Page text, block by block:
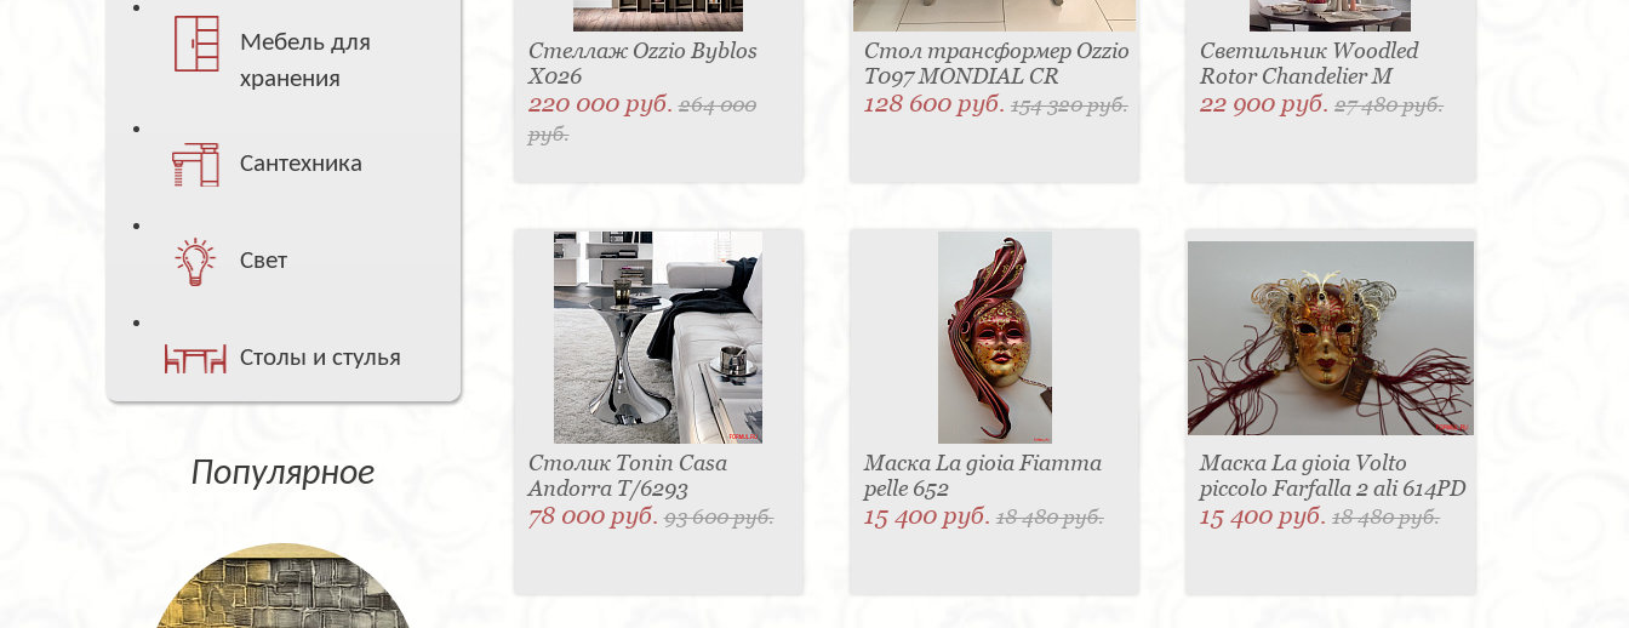
Мебель для
хранения
Сантехника
Свет
Столы и стулья
Популярное
Стеллаж Ozzio Byblos
X026
220 000 руб.264 000
руб.
Стол трансформер Ozzio
T097 MONDIAL CR
128 600 руб. 154 320 руб.
Светильник Woodled
Rotor Chandelier M
22 900 руб.27 480 руб.
Столик Tonin Casa
Andorra T/6293
78 000 руб.93 600 руб.
Маска La gioia Fiamma
pelle 652
15 400 руб. 18 480 руб.
Маска La gioia Volto
piccolo Farfalla 2 ali 614PD
15 400 руб.18 480 руб.